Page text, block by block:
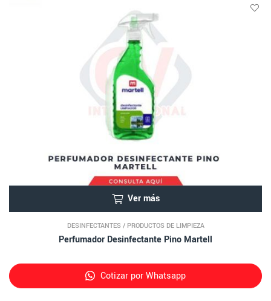
Ver más
DESINFECTANTES / PRODUCTOS DE LIMPIEZA
Perfumador Desinfectante Pino Martell
Cotizar por Whatsapp